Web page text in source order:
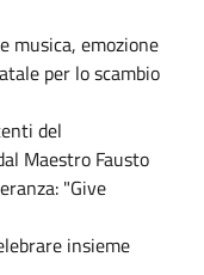
musica, emozione
per lo scambio
del
Maestro Fausto
"Give
insieme